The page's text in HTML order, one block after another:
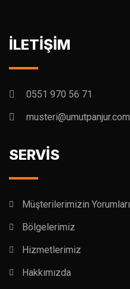
İLETİŞİM
0551 970 56 71
musteri@umutpanjur.com
SERVİS
Müşterilerimizin Yorumları
Bölgelerimiz
Hizmetlerimiz
Hakkımızda